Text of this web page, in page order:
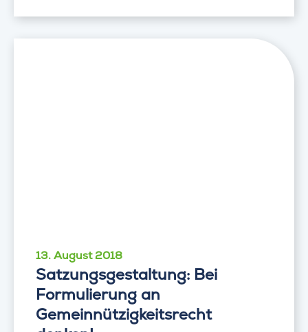
13. August 2018
Satzungsgestaltung: Bei
Formulierung an
Gemeinnützigkeitsrecht